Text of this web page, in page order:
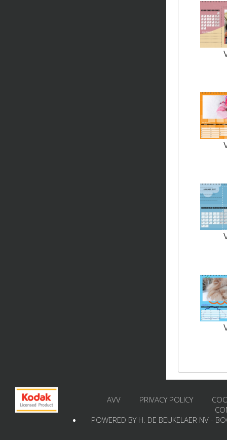
AVV PRIVACY POLICY
POWERED BY H. DE BEUKELAER NV -